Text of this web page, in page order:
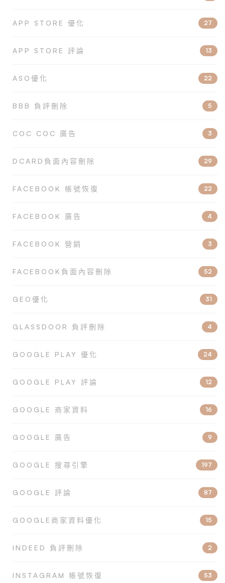
APP STORE 優化 27
APP STORE 評論 13
ASO優化 22
BBB 負評刪除 5
COC COC 廣告 3
DCARD負面內容刪除 29
FACEBOOK 帳號恢復 22
FACEBOOK 廣告 4
FACEBOOK 營銷 3
FACEBOOK負面內容刪除 52
GEO優化 31
GLASSDOOR 負評刪除 4
GOOGLE PLAY 優化 24
GOOGLE PLAY 評論 12
GOOGLE 商家資料 16
GOOGLE 廣告 9
GOOGLE 搜尋引擎 197
GOOGLE 評論 87
GOOGLE商家資料優化 15
INDEED 負評刪除 2
INSTAGRAM 帳號恢復 53